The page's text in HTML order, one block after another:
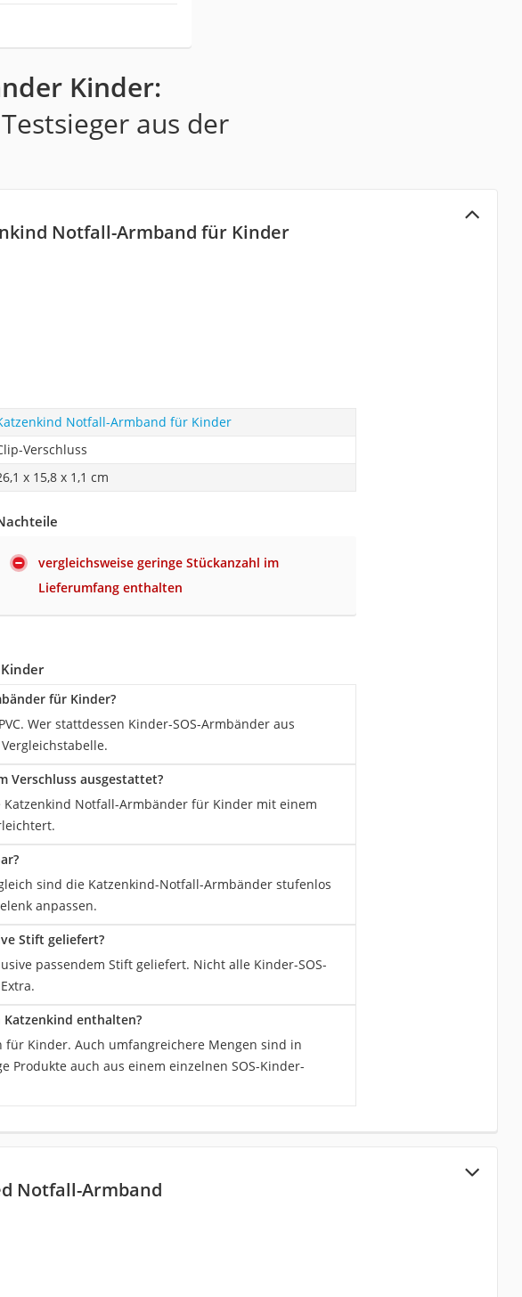
Kinder:
aus der
Notfall-Armband für Kinder
Notfall-Armband für Kinder
Verschluss
x 15,8 x 1,1 cm
vergleichsweise geringe Stückanzahl im
Lieferumfang enthalten
für Kinder?
Wer stattdessen Kinder-SOS-Armbänder aus
Verschluss ausgestattet?
Katzenkind Notfall-Armbänder für Kinder mit einem
sind die Katzenkind-Notfall-Armbänder stufenlos
anpassen.
Stift geliefert?
passendem Stift geliefert. Nicht alle Kinder-SOS-
enthalten?
Kinder. Auch umfangreichere Mengen sind in
Produkte auch aus einem einzelnen SOS-Kinder-
Notfall-Armband